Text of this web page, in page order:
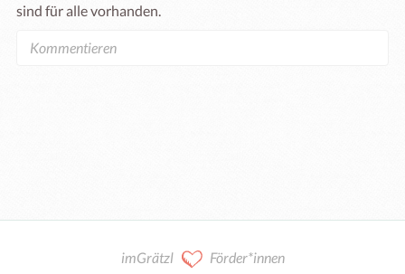
sind für alle vorhanden.
imGrätzl Förder*innen